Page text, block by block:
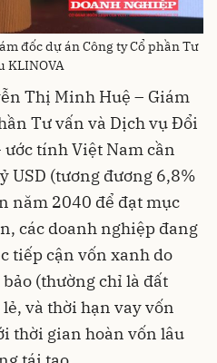
đốc dự án Công ty Cổ phần Tư
KLINOVA
Thị Minh Huệ – Giám
Tư vấn và Dịch vụ Đổi
tính Việt Nam cần
USD (tương đương 6,8%
năm 2040 để đạt mục
các doanh nghiệp đang
tiếp cận vốn xanh do
(thường chỉ là đất
và thời hạn vay vốn
thời gian hoàn vốn lâu